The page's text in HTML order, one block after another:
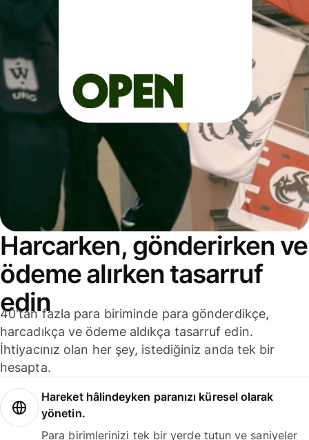
Harcarken, gönderirken ve
ödeme alırken tasarruf
edin
40'tan fazla para biriminde para gönderdikçe,
harcadıkça ve ödeme aldıkça tasarruf edin.
İhtiyacınız olan her şey, istediğiniz anda tek bir
hesapta.
Hareket hâlindeyken paranızı küresel olarak
yönetin.
Para birimlerinizi tek bir yerde tutun ve saniyeler